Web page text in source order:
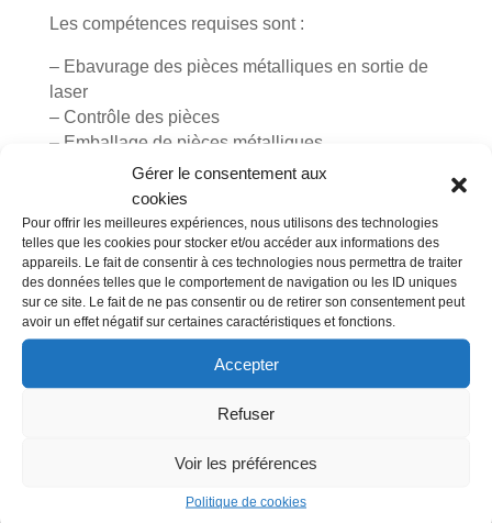
Gérer le consentement aux
cookies
Pour offrir les meilleures expériences, nous utilisons des technologies
telles que les cookies pour stocker et/ou accéder aux informations des
appareils. Le fait de consentir à ces technologies nous permettra de traiter
des données telles que le comportement de navigation ou les ID uniques
sur ce site. Le fait de ne pas consentir ou de retirer son consentement peut
avoir un effet négatif sur certaines caractéristiques et fonctions.
Accepter
Refuser
Voir les préférences
Politique de cookies
Les compétences requises sont :
– Ebavurage des pièces métalliques en sortie de
laser
– Contrôle des pièces
– Emballage de pièces métalliques
– Contrôle des colis avant expédition
– Gestion des transports pour expédition
Profil :
– Personne consciencieuse et rigoureuse
– Première expérience acceptée
– Connaissances sur le métal serait un plus
-Société de découpe industrielle